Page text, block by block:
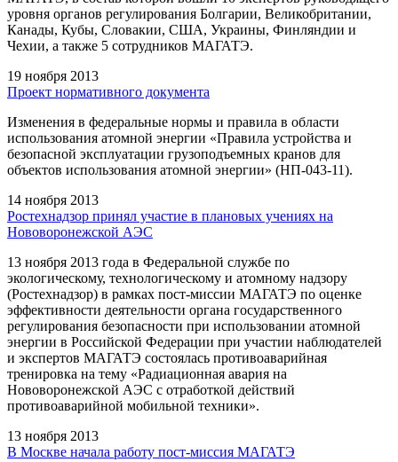
уровня органов регулирования Болгарии, Великобритании,
Канады, Кубы, Словакии, США, Украины, Финляндии и
Чехии, а также 5 сотрудников МАГАТЭ.
19 ноября 2013
Проект нормативного документа
Изменения в федеральные нормы и правила в области
использования атомной энергии «Правила устройства и
безопасной эксплуатации грузоподъемных кранов для
объектов использования атомной энергии» (НП-043-11).
14 ноября 2013
Ростехнадзор принял участие в плановых учениях на
Нововоронежской АЭС
13 ноября 2013 года в Федеральной службе по
экологическому, технологическому и атомному надзору
(Ростехнадзор) в рамках пост-миссии МАГАТЭ по оценке
эффективности деятельности органа государственного
регулирования безопасности при использовании атомной
энергии в Российской Федерации при участии наблюдателей
и экспертов МАГАТЭ состоялась противоаварийная
тренировка на тему «Радиационная авария на
Нововоронежской АЭС с отработкой действий
противоаварийной мобильной техники».
13 ноября 2013
В Москве начала работу пост-миссия МАГАТЭ